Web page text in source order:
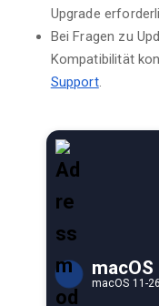
Upgrade
Bei Fragen zu
Kompatibilität
Support.
macOS 11-